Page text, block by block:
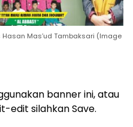
Mas’ud Tambaksari (Image
banner ini, atau
edit silahkan Save.